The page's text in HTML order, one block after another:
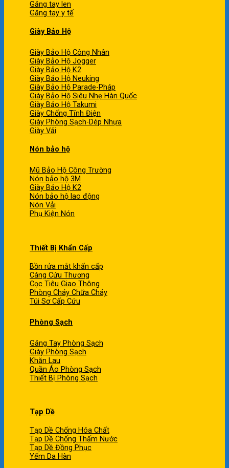
Găng tay len
Găng tay y tế
Giày Bảo Hộ
Giày Bảo Hộ Công Nhân
Giày Bảo Hộ Jogger
Giày Bảo Hộ K2
Giày Bảo Hộ Neuking
Giày Bảo Hộ Parade-Pháp
Giày Bảo Hộ Siêu Nhẹ Hàn Quốc
Giày Bảo Hộ Takumi
Giày Chống Tĩnh Điện
Giày Phòng Sạch-Dép Nhựa
Giày Vải
Nón bảo hộ
Mũ Bảo Hộ Công Trường
Nón bảo hộ 3M
Giày Bảo Hộ K2
Nón bảo hộ lao động
Nón Vải
Phụ Kiện Nón
Thiết Bị Khẩn Cấp
Bồn rửa mắt khẩn cấp
Cáng Cứu Thương
Cọc Tiêu Giao Thông
Phòng Cháy Chữa Cháy
Túi Sơ Cấp Cứu
Phòng Sạch
Găng Tay Phòng Sạch
Giày Phòng Sạch
Khăn Lau
Quần Áo Phòng Sạch
Thiết Bị Phòng Sạch
Tạp Dề
Tạp Dề Chống Hóa Chất
Tạp Dề Chống Thấm Nước
Tạp Dề Đồng Phục
Yếm Da Hàn